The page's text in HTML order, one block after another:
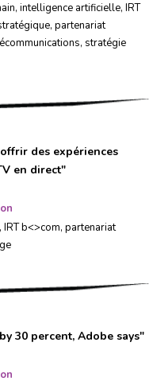
, intelligence artificielle, IRT
, partenariat
, stratégie
des expériences
en direct"
, IRT b<>com, partenariat
30 percent, Adobe says"